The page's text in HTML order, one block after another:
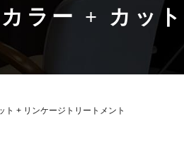
ラー + カッ
+ リンケージトリートメント